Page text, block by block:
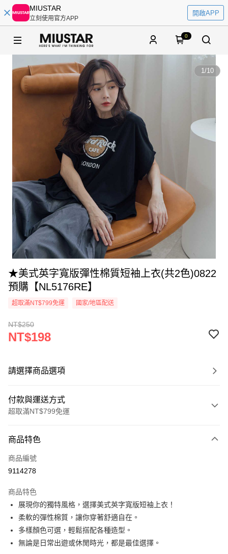
MIUSTAR
立刻使用官方APP
開啟APP
0
1/10
★美式英字寬版彈性棉質短袖上衣(共2色)0822
預購【NL5176RE】
超取滿NT$799免運 國家/地區配送
NT$250
NT$198
請選擇商品選項
付款與運送方式
超取滿NT$799免運
信用卡一次付款
超商取貨付款
Apple Pay
街口支付
悠遊付
商品特色
商品編號
9114278
商品特色
展現你的獨特風格，選擇美式英字寬版短袖上衣！
柔軟的彈性棉質，讓你穿著舒適自在。
多樣顏色可選，輕鬆搭配各種造型。
無論是日常出遊或休閒時光，都是最佳選擇。